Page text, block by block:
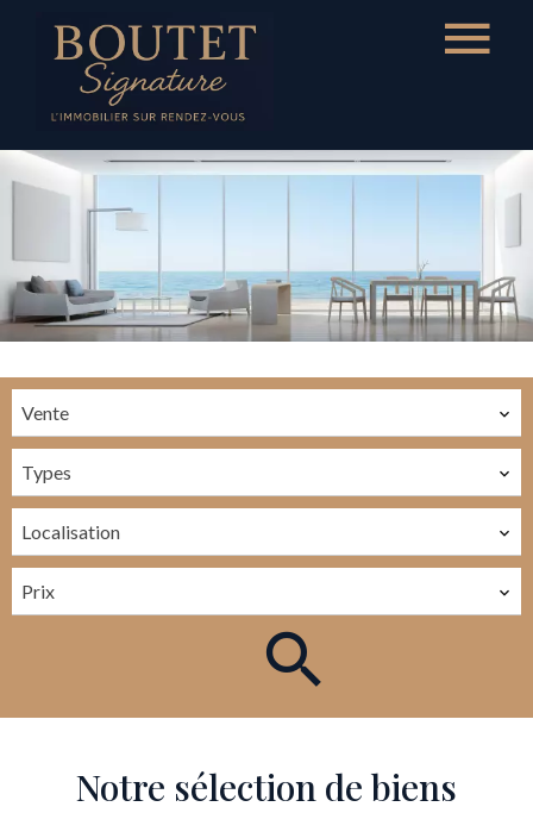
Vente
Types
Localisation
Prix
Notre sélection de biens